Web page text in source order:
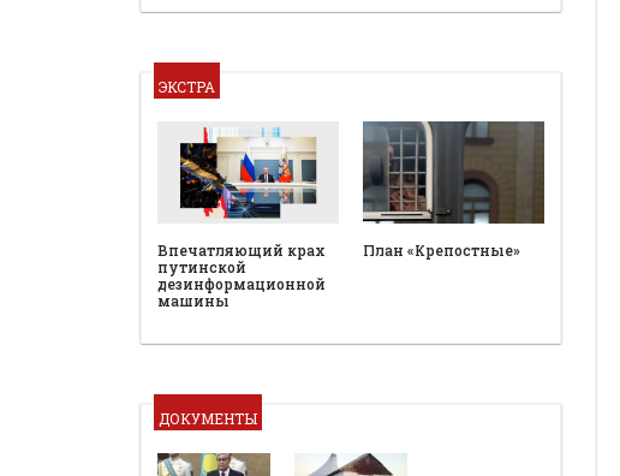
ЭКСТРА
Впечатляющий крах
путинской
дезинформационной
машины
План «Крепостные»
ДОКУМЕНТЫ